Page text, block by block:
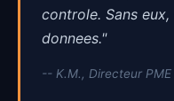
controle. Sans
donnees."
-- K.M., Directeur